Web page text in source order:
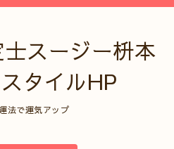
スージー枡本
タイルHP
法で運気アップ